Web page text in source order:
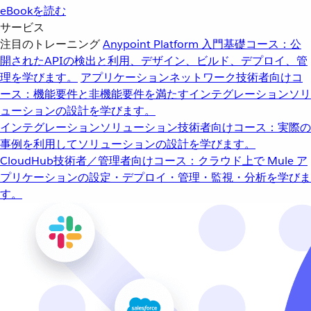
eBookを読む
サービス
注目のトレーニングAnypoint Platform 入門基礎コース：公
開されたAPIの検出と利用、デザイン、ビルド、デプロイ、管
理を学びます。
アプリケーションネットワーク技術者向けコ
ース：機能要件と非機能要件を満たすインテグレーションソリ
ューションの設計を学びます。
インテグレーションソリューション技術者向けコース：実際の
事例を利用してソリューションの設計を学びます。
CloudHub技術者／管理者向けコース：クラウド上で Mule ア
プリケーションの設定・デプロイ・管理・監視・分析を学びま
す。